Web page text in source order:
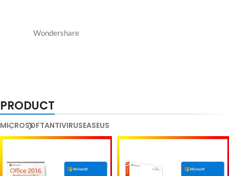
Wondershare
PRODUCT
MICROSOFTANTIVIRUSEASEUS